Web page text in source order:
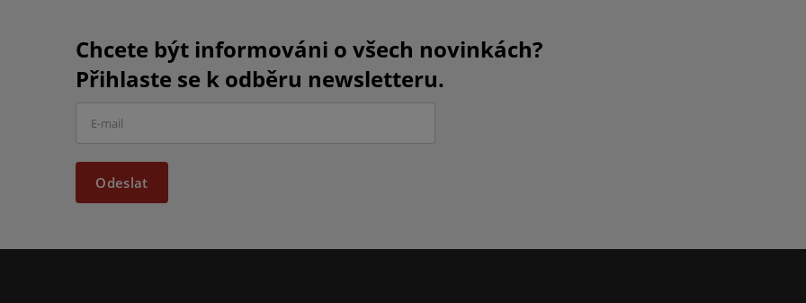
Chcete být informováni o všech novinkách?
Přihlaste se k odběru newsletteru.
Odeslat